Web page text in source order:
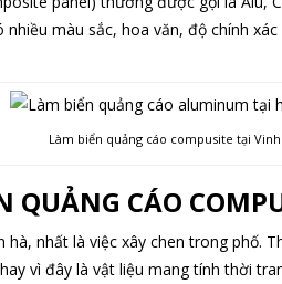
màu sắc, hoa văn, độ chính
Làm biển quảng cáo compusite tại Vinh
QUẢNG CÁO
nhất là việc xây chen trong phố.
vì đây là vật liệu mang tính thời